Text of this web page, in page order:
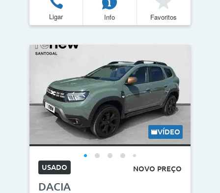
Ligar Info Favoritos
VÍDEO
USADO NOVO PREÇO
DACIA